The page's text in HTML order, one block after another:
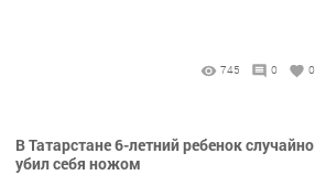
745 0 0
В Татарстане 6-летний ребенок случайно
убил себя ножом